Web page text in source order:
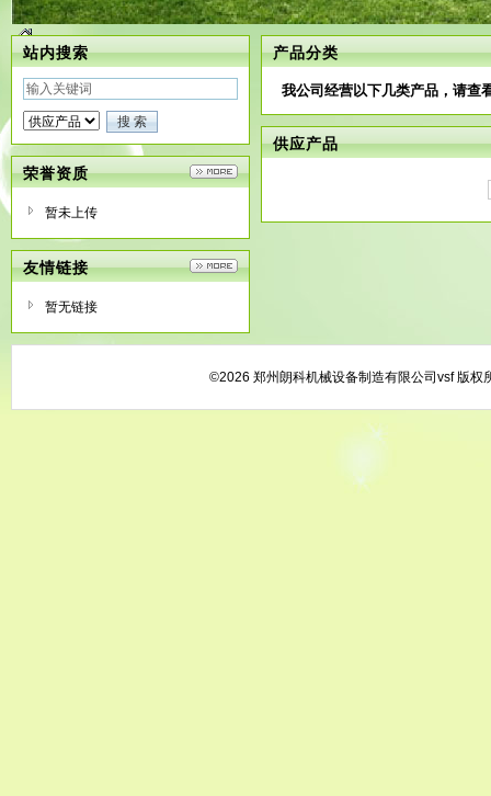
站内搜索
荣誉资质
暂未上传
友情链接
暂无链接
产品分类
我公司经营以下几类产品，请查
供应产品
©2026 郑州朗科机械设备制造有限公司vsf 版